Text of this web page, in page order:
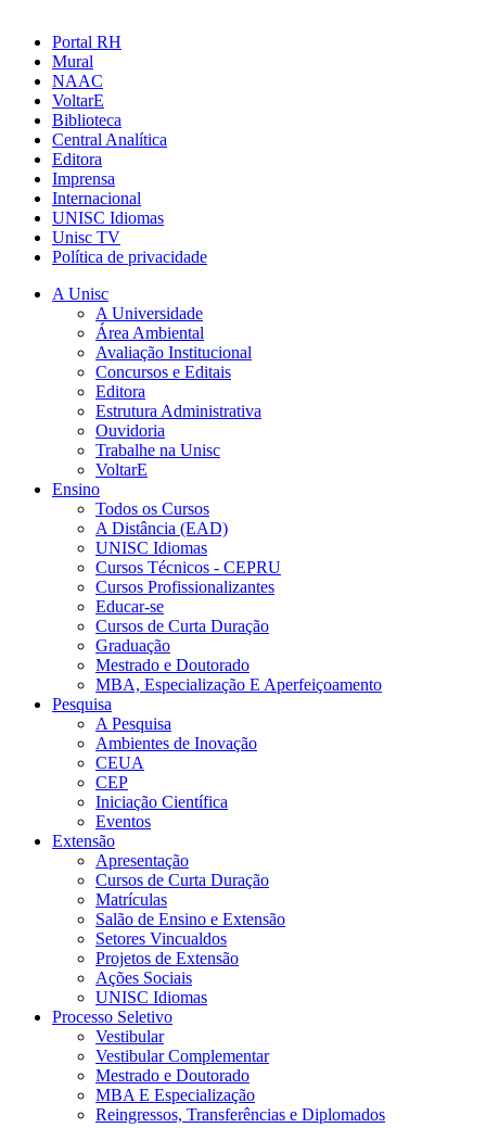
Portal RH
Mural
NAAC
VoltarE
Biblioteca
Central Analítica
Editora
Imprensa
Internacional
UNISC Idiomas
Unisc TV
Política de privacidade
A Unisc
A Universidade
Área Ambiental
Avaliação Institucional
Concursos e Editais
Editora
Estrutura Administrativa
Ouvidoria
Trabalhe na Unisc
VoltarE
Ensino
Todos os Cursos
A Distância (EAD)
UNISC Idiomas
Cursos Técnicos - CEPRU
Cursos Profissionalizantes
Educar-se
Cursos de Curta Duração
Graduação
Mestrado e Doutorado
MBA, Especialização E Aperfeiçoamento
Pesquisa
A Pesquisa
Ambientes de Inovação
CEUA
CEP
Iniciação Científica
Eventos
Extensão
Apresentação
Cursos de Curta Duração
Matrículas
Salão de Ensino e Extensão
Setores Vincualdos
Projetos de Extensão
Ações Sociais
UNISC Idiomas
Processo Seletivo
Vestibular
Vestibular Complementar
Mestrado e Doutorado
MBA E Especialização
Reingressos, Transferências e Diplomados